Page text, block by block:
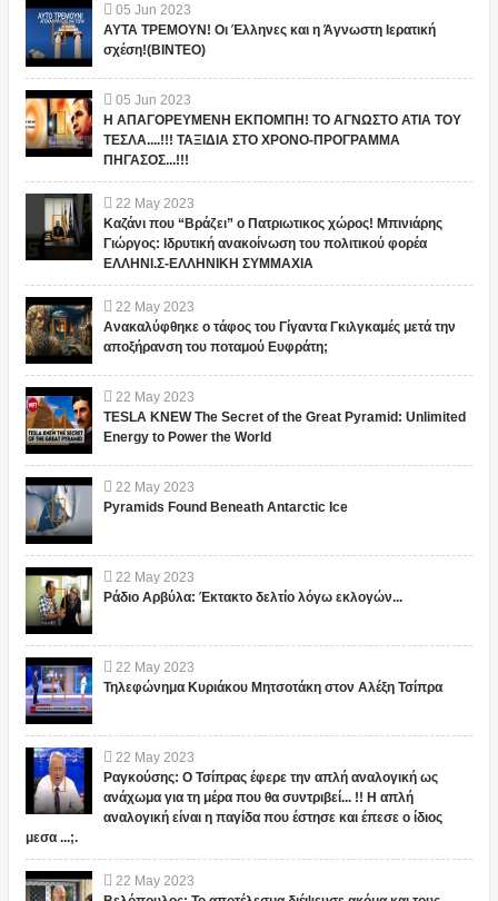
05 Jun 2023
ΑΥΤΑ ΤΡΕΜΟΥΝ! Οι Έλληνες και η Άγνωστη Ιερατική
σχέση!(ΒΙΝΤΕΟ)
05 Jun 2023
Η ΑΠΑΓΟΡΕΥΜΕΝΗ ΕΚΠΟΜΠΗ! ΤΟ ΑΓΝΩΣΤΟ ΑΤΙΑ ΤΟΥ
ΤΕΣΛΑ....!!! ΤΑΞΙΔΙΑ ΣΤΟ ΧΡΟΝΟ-ΠΡΟΓΡΑΜΜΑ
ΠΗΓΑΣΟΣ...!!!
22 May 2023
Καζάνι που “Βράζει” ο Πατριωτικος χώρος! Μπινιάρης
Γιώργος: Ιδρυτική ανακοίνωση του πολιτικού φορέα
ΕΛΛΗΝΙ.Σ-ΕΛΛΗΝΙΚΗ ΣΥΜΜΑΧΙΑ
22 May 2023
Ανακαλύφθηκε ο τάφος του Γίγαντα Γκιλγκαμές μετά την
αποξήρανση του ποταμού Ευφράτη;
22 May 2023
TESLA KNEW The Secret of the Great Pyramid: Unlimited
Energy to Power the World
22 May 2023
Pyramids Found Beneath Antarctic Ice
22 May 2023
Ράδιο Αρβύλα: Έκτακτο δελτίο λόγω εκλογών...
22 May 2023
Τηλεφώνημα Κυριάκου Μητσοτάκη στον Αλέξη Τσίπρα
22 May 2023
Ραγκούσης: Ο Τσίπρας έφερε την απλή αναλογική ως
ανάχωμα για τη μέρα που θα συντριβεί... !! Η απλή
αναλογική είναι η παγίδα που έστησε και έπεσε ο ίδιος
μεσα ...;.
22 May 2023